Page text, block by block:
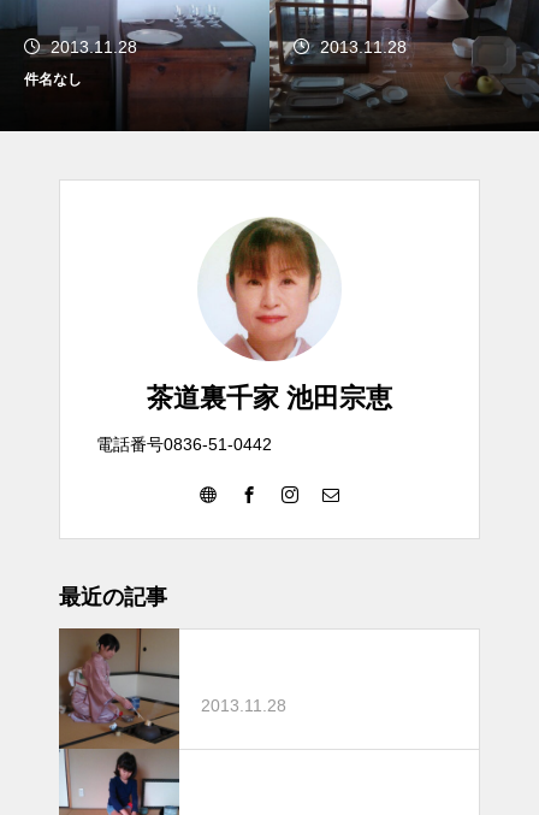
2013.11.28
件名なし
2013.11.28
茶道裏千家 池田宗恵
電話番号0836-51-0442
最近の記事
2013.11.28